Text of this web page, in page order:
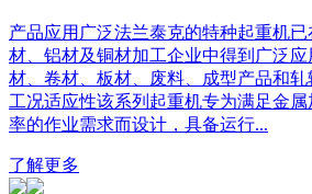
产品应用广泛法兰泰克的特种起重机
材、铝材及铜材加工企业中得到广泛
材、卷材、板材、废料、成型产品和
工况适应性该系列起重机专为满足金
率的作业需求而设计，具备运行...
了解更多